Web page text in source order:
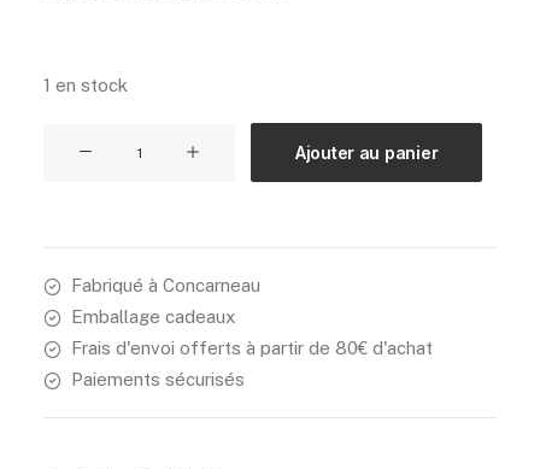
1 en stock
Ajouter au panier
Fabriqué à Concarneau
Emballage cadeaux
Frais d'envoi offerts à partir de 80€ d'achat
Paiements sécurisés